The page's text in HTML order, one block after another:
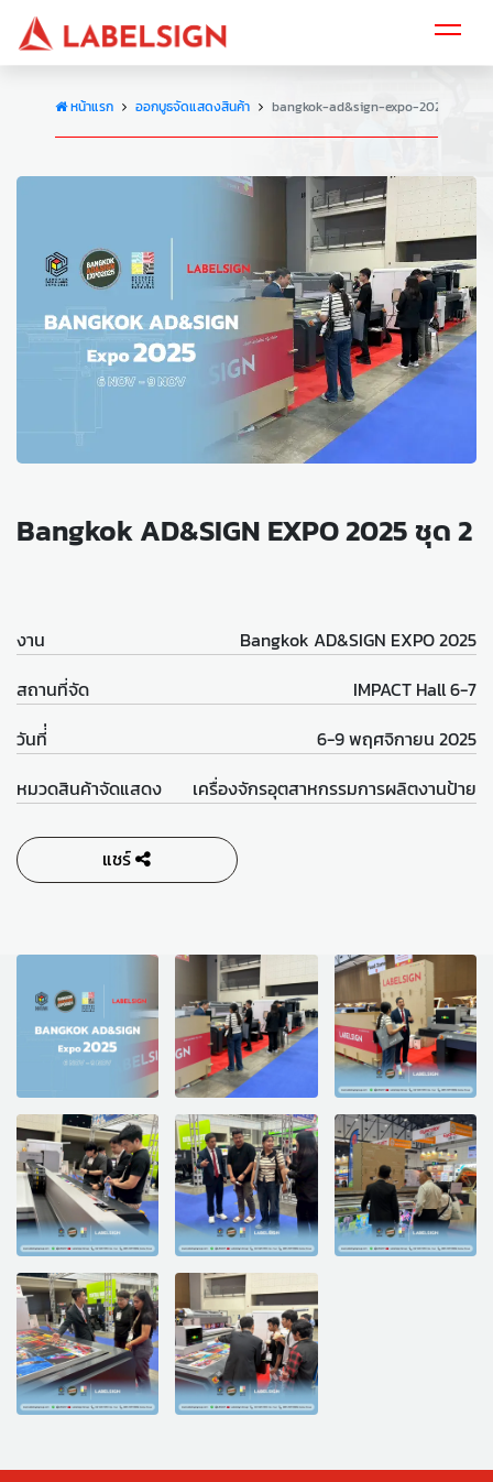
หน้าแรก ออกบูธจัดแสดงสินค้า bangkok-ad&sign-expo-2025-2
Bangkok AD&SIGN EXPO 2025 ชุด 2
งาน
Bangkok AD&SIGN EXPO 2025
สถานที่จัด
IMPACT Hall 6-7
วันที่่
6-9 พฤศจิกายน 2025
หมวดสินค้าจัดแสดง
เครื่องจักรอุตสาหกรรมการผลิตงานป้าย
แชร์